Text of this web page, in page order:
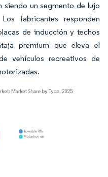
siendo un segmento de lujo
fabricantes responden
de inducción y techos
premium que eleva el
vehículos recreativos de